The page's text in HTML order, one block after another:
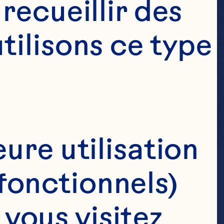
des
ce type
utilisation
visitez